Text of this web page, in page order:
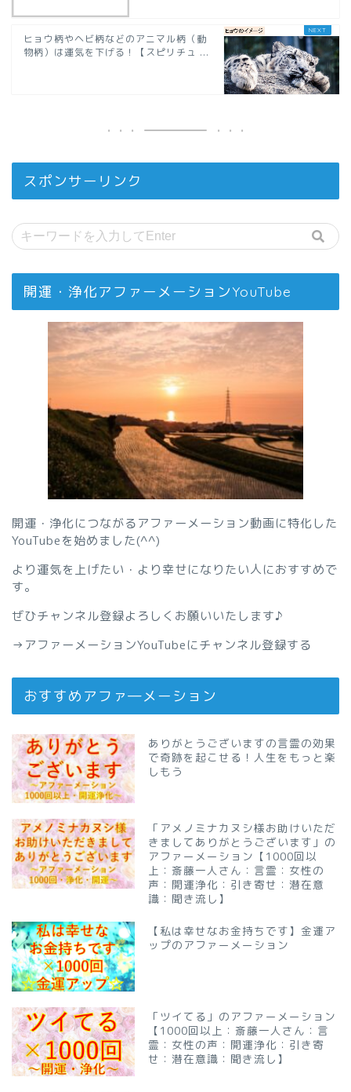
ヒョウ柄やヘビ柄などのアニマル柄（動
物柄）は運気を下げる！【スピリチュ ...
スポンサーリンク
開運・浄化アファーメーションYouTube
開運・浄化につながるアファーメーション動画に特化した
YouTubeを始めました(^^)
より運気を上げたい・より幸せになりたい人におすすめで
す。
ぜひチャンネル登録よろしくお願いいたします♪
→ アファーメーションYouTubeにチャンネル登録する
おすすめアファ―メーション
ありがとうございますの言霊の効果
で奇跡を起こせる！人生をもっと楽
しもう
「アメノミナカヌシ様お助けいただ
きましてありがとうございます」の
アファーメーション【1000回以
上：斎藤一人さん：言霊：女性の
声：開運浄化：引き寄せ：潜在意
識：聞き流し】
【私は幸せなお金持ちです】金運ア
ップのアファーメーション
「ツイてる」のアファーメーション
【1000回以上：斎藤一人さん：言
霊：女性の声：開運浄化：引き寄
せ：潜在意識：聞き流し】